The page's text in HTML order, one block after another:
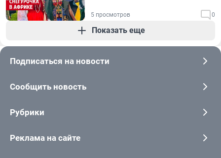
5 просмотров 0
Показать еще
Подписаться на новости
Сообщить новость
Рубрики
Реклама на сайте